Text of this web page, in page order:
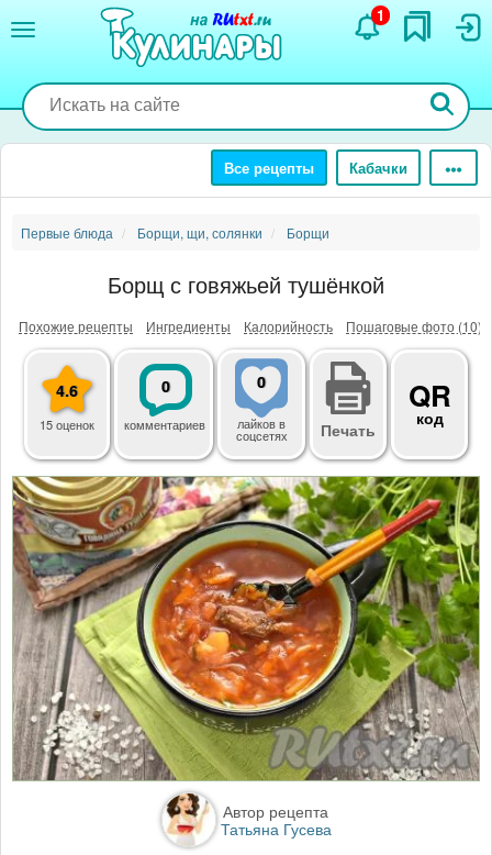
содержанию
1
Все рецепты Кабачки
Первые блюда Борщи, щи, солянки Борщи
Борщ с говяжьей тушёнкой
Похожие рецепты Ингредиенты Калорийность Пошаговые фото (10)
4.6
15 оценок
0
комментариев
0
лайковв
соцсетях Печать
QR
код
Автор рецепта
Татьяна Гусева